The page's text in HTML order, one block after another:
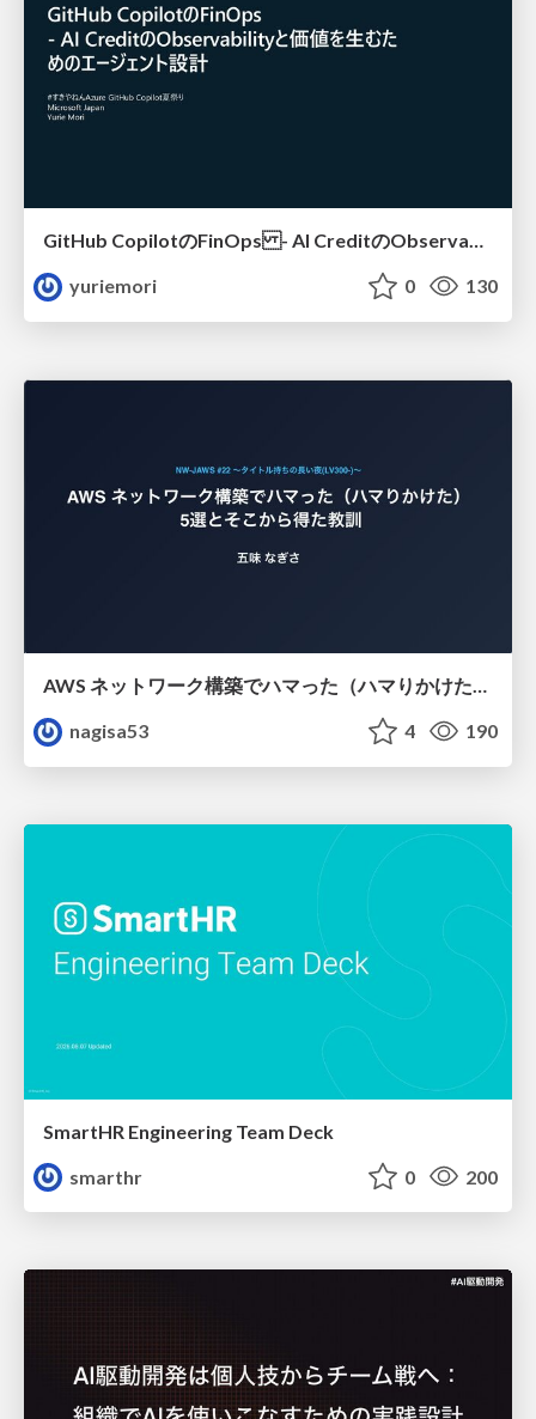
yuriemori
0 130
AWS ネットワーク構築でハマった（ハマりかけた） 5選とそこから得た教訓
nagisa53
4 190
SmartHR Engineering Team Deck
smarthr
0 200